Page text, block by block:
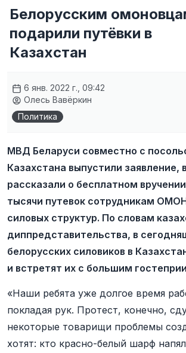
Белорусским
подарили путёвки в
Казахстан
6 янв. 2022 г., 09:42
Олесь Вавёркин
Политика
МВД Беларуси совместно с
Казахстана выпустили заявление,
рассказали о бесплатном
тысячи путевок сотрудникам
силовых структур. По словам
диппредставительства, в
белорусских силовиков в
и встретят их с большим
«Наши ребята уже долгое время
покладая рук. Протест, конечно,
некоторые товарищи проблемы
хотят: кто красно-белый шарф